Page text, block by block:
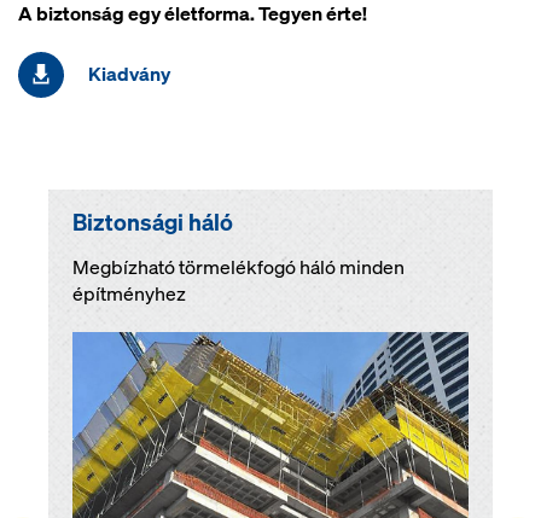
A biztonság egy életforma. Tegyen érte!
Kiadvány
Biztonsági háló
Megbízható törmelékfogó háló minden
építményhez